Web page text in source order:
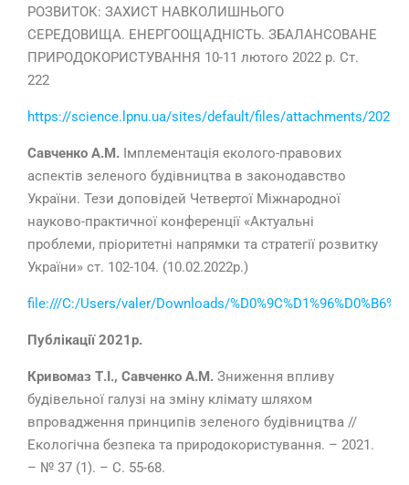
РОЗВИТОК: ЗАХИСТ НАВКОЛИШНЬОГО
СЕРЕДОВИЩА. ЕНЕРГООЩАДНІСТЬ. ЗБАЛАНСОВАНЕ
ПРИРОДОКОРИСТУВАННЯ 10-11 лютого 2022 р. Ст.
222
https://science.lpnu.ua/sites/default/files/attachments/2022/
Савченко А.М. Імплементація еколого-правових
аспектів зеленого будівництва в законодавство
України. Тези доповідей Четвертої Міжнародної
науково-практичної конференції «Актуальні
проблеми, пріоритетні напрямки та стратегії розвитку
України» ст. 102-104. (10.02.2022р.)
file:///C:/Users/valer/Downloads/
Публікації 2021р.
Кривомаз Т.І., Савченко А.М. Зниження впливу
будівельної галузі на зміну клімату шляхом
впровадження принципів зеленого будівництва //
Екологічна безпека та природокористування. – 2021.
– № 37 (1). – С. 55-68.